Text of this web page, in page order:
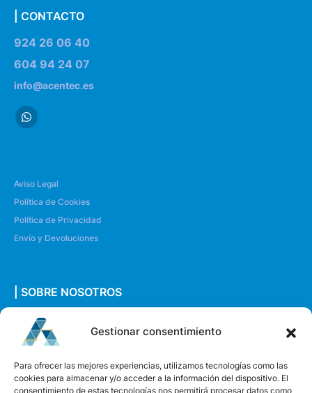
Gestionar consentimiento
Para ofrecer las mejores experiencias, utilizamos tecnologías como las
cookies para almacenar y/o acceder a la información del dispositivo. El
consentimiento de estas tecnologías nos permitirá procesar datos como
| CONTACTO
924 26 06 40
604 94 24 07
info@acentec.es
Aviso Legal
Política de Cookies
Política de Privacidad
Envío y Devoluciones
| SOBRE NOSOTROS
Quiénes somos
Envíanos un mensaje